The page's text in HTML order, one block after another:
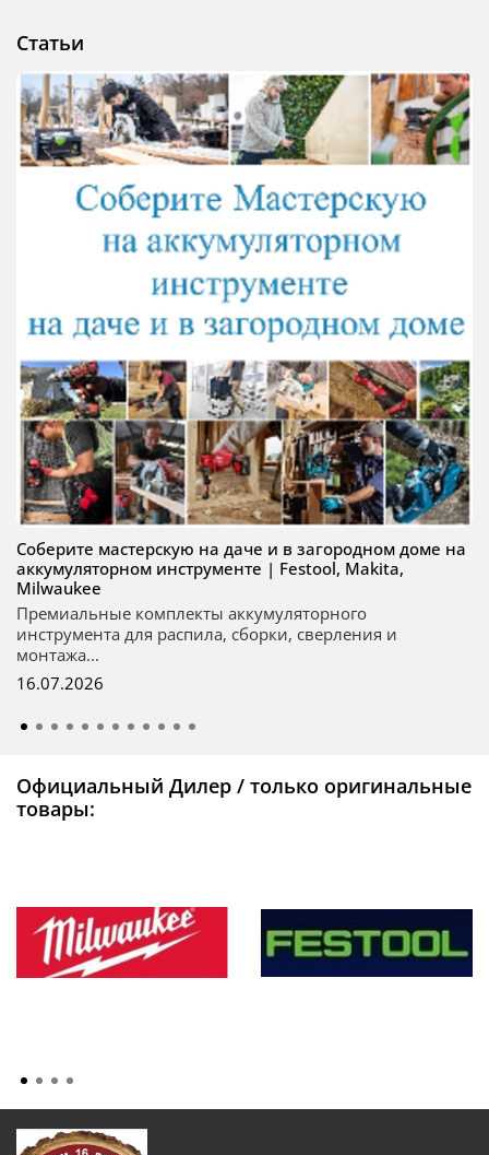
Статьи
Соберите мастерскую на даче и в загородном доме на
аккумуляторном инструменте | Festool, Makita,
Milwaukee
Премиальные комплекты аккумуляторного
инструмента для распила, сборки, сверления и
монтажа...
16.07.2026
Официальный Дилер / только оригинальные
товары: